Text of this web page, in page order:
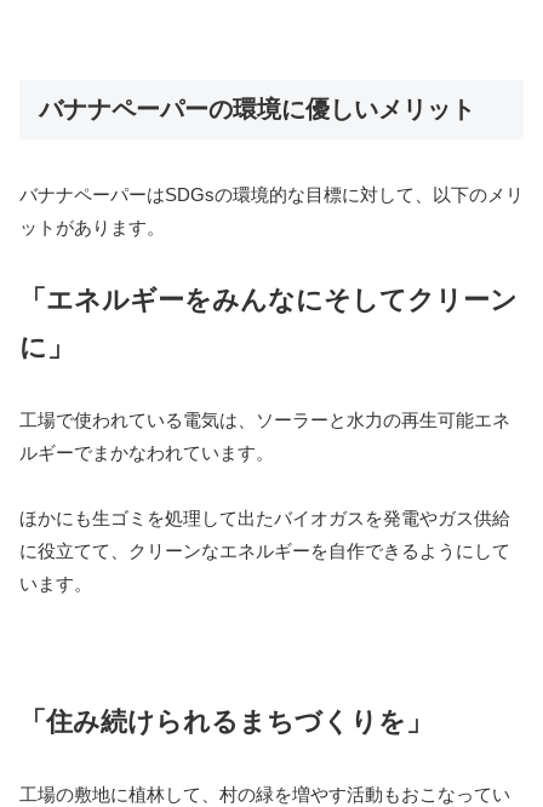
バナナペーパーの環境に優しいメリット
バナナペーパーはSDGsの環境的な目標に対して、以下のメリ
ットがあります。
「エネルギーをみんなにそしてクリーン
に」
工場で使われている電気は、ソーラーと水力の再生可能エネ
ルギーでまかなわれています。
ほかにも生ゴミを処理して出たバイオガスを発電やガス供給
に役立てて、クリーンなエネルギーを自作できるようにして
います。
「住み続けられるまちづくりを」
工場の敷地に植林して、村の緑を増やす活動もおこなってい